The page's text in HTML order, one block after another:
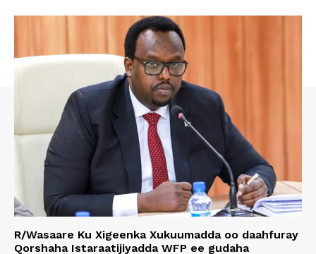
R/Wasaare Ku Xigeenka Xukuumadda oo daahfuray
Qorshaha Istaraatijiyadda WFP ee gudaha